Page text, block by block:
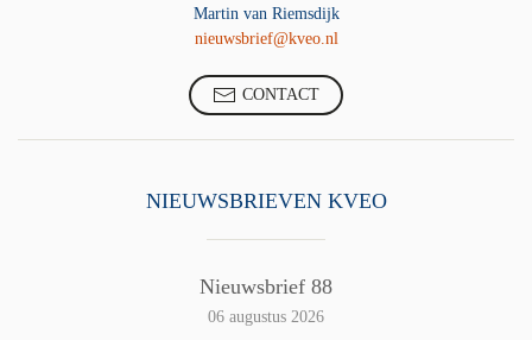
Martin van Riemsdijk
nieuwsbrief@kveo.nl
CONTACT
NIEUWSBRIEVEN KVEO
Nieuwsbrief 88
06 augustus 2026